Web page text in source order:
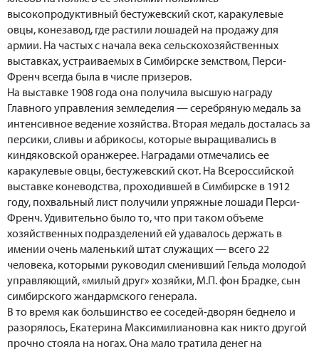
высокопродуктивный бестужевский скот, каракулевые
овцы, конезавод, где растили лошадей на продажу для
армии. На частых с начала века сельскохозяйственных
выставках, устраиваемых в Симбирске земством, Перси-
Френч всегда была в числе призеров.
На выставке 1908 года она получила высшую награду
Главного управления земледелия — серебряную медаль за
интенсивное ведение хозяйства. Вторая медаль досталась за
персики, сливы и абрикосы, которые выращивались в
киндяковской оранжерее. Наградами отмечались ее
каракулевые овцы, бестужевский скот. На Всероссийской
выставке коневодства, проходившей в Симбирске в 1912
году, похвальный лист получили упряжные лошади Перси-
Френч. Удивительно было то, что при таком объеме
хозяйственных подразделений ей удавалось держать в
имении очень маленький штат служащих — всего 22
человека, которыми руководил сменивший Гельда молодой
управляющий, «милый друг» хозяйки, М.П. фон Брадке, сын
симбирского жандармского генерала.
В то время как большинство ее соседей-дворян беднело и
разорялось, Екатерина Максимилиановна как никто другой
прочно стояла на ногах. Она мало тратила денег на